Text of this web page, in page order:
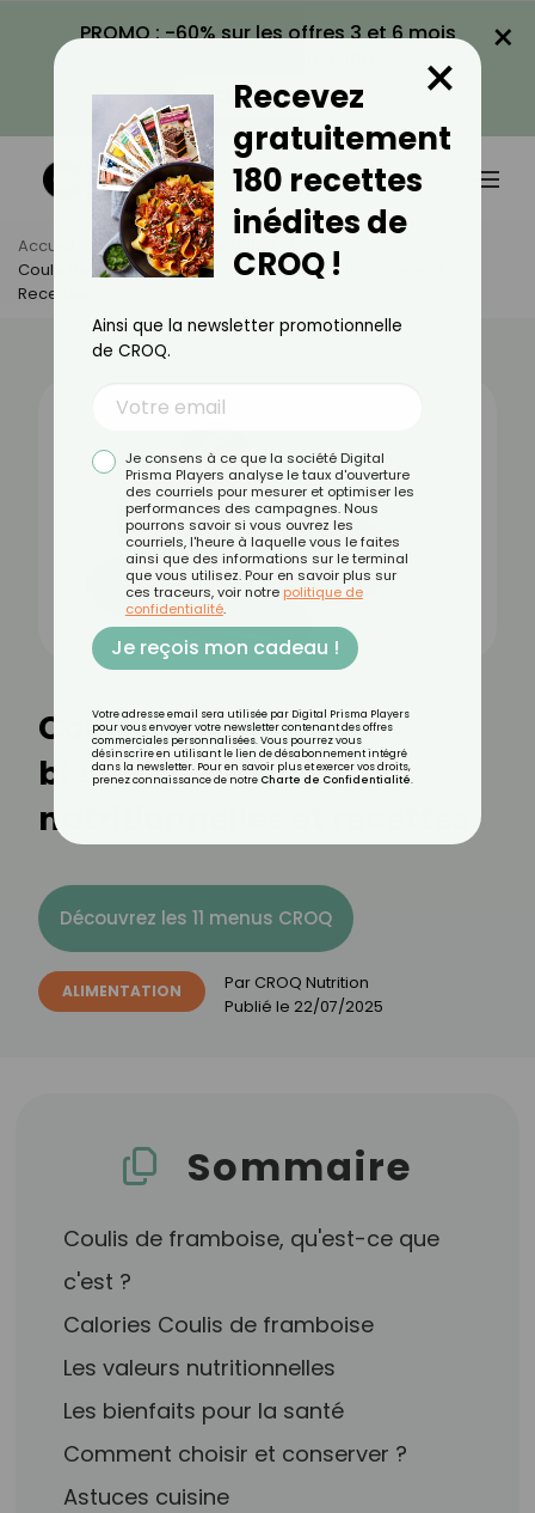
PROMO : -60% sur les offres 3 et 6 mois
VOIR LA PROMO
×
Accueil Actus
Alimentation
Coulis De Framboise : Bienfaits, Valeurs Nutritionnelles Et
Recettes
Coulis de framboise :
bienfaits, valeurs
nutritionnelles et recettes
Découvrez les 11 menus CROQ
ALIMENTATION Par CROQ Nutrition
Publié le 22/07/2025
Sommaire
Coulis de framboise, qu'est-ce que
c'est ?
Calories Coulis de framboise
Les valeurs nutritionnelles
Les bienfaits pour la santé
Comment choisir et conserver ?
Astuces cuisine
Recevez
gratuitement
180 recettes
inédites de
CROQ !
×
Ainsi que la newsletter promotionnelle
de CROQ.
Je consens à ce que la société Digital
Prisma Players analyse le taux d'ouverture
des courriels pour mesurer et optimiser les
performances des campagnes. Nous
pourrons savoir si vous ouvrez les
courriels, l'heure à laquelle vous le faites
ainsi que des informations sur le terminal
que vous utilisez. Pour en savoir plus sur
ces traceurs, voir notre politique de
confidentialité.
Je reçois mon cadeau !
Votre adresse email sera utilisée par Digital Prisma Players
pour vous envoyer votre newsletter contenant des offres
commerciales personnalisées. Vous pourrez vous
désinscrire en utilisant le lien de désabonnement intégré
dans la newsletter. Pour en savoir plus et exercer vos droits,
prenez connaissance de notre Charte de Confidentialité.